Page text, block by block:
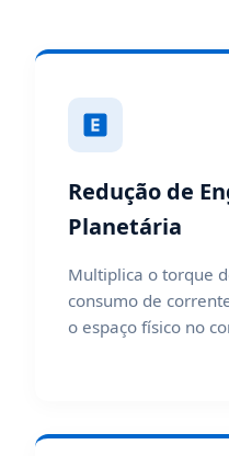
Redução de
Planetária
Multiplica o torque
consumo de
o espaço físico no